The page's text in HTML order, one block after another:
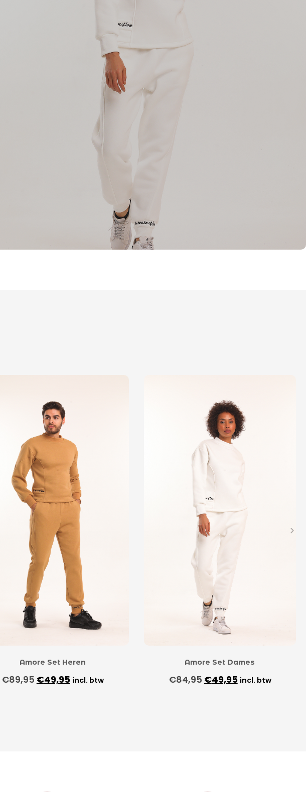
Amore Set Heren
€89,95 €49,95 incl. btw
Amore Set Dames
€84,95 €49,95 incl. btw